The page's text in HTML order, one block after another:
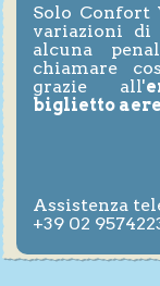
Solo
variazioni
alcuna
chiamare
grazie all'
biglietto
Assistenza
+39 02